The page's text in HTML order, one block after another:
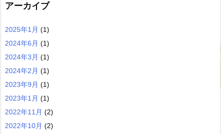
アーカイブ
2025年1月 (1)
2024年6月 (1)
2024年3月 (1)
2024年2月 (1)
2023年9月 (1)
2023年1月 (1)
2022年11月 (2)
2022年10月 (2)